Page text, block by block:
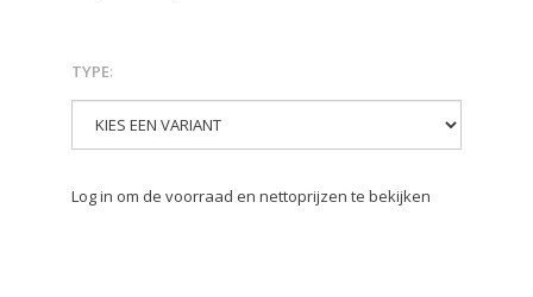
TYPE:
Log in om de voorraad en nettoprijzen te bekijken